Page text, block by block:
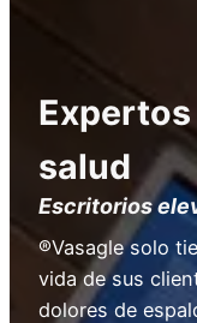
salud
Escritorios
®Vasagle solo
vida de sus
dolores de